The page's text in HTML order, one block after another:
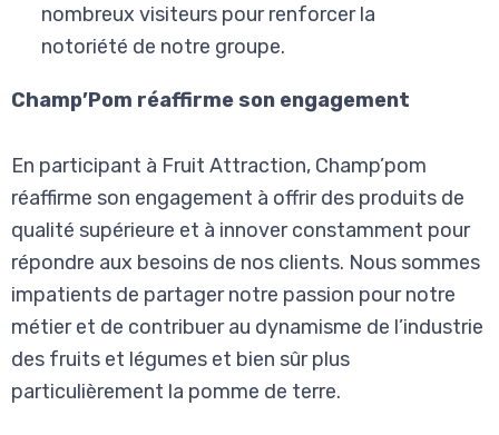
nombreux visiteurs pour renforcer la
notoriété de notre groupe.
Champ’Pom réaffirme son engagement
En participant à Fruit Attraction, Champ’pom
réaffirme son engagement à offrir des produits de
qualité supérieure et à innover constamment pour
répondre aux besoins de nos clients. Nous sommes
impatients de partager notre passion pour notre
métier et de contribuer au dynamisme de l’industrie
des fruits et légumes et bien sûr plus
particulièrement la pomme de terre.